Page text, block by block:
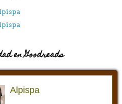
en Goodreads